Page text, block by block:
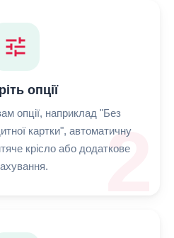
2
tune
опції
опції, наприклад "Без
картки", автоматичну
крісло або додаткове